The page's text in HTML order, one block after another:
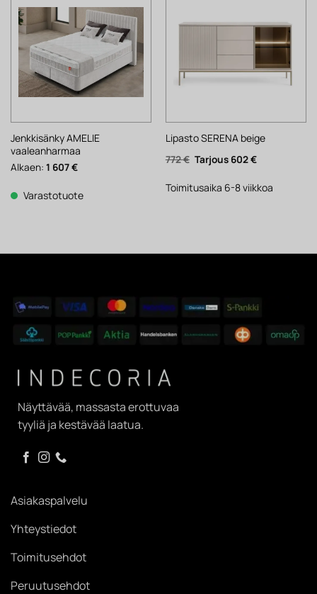
Jenkkisänky AMELIE
vaaleanharmaa
Alkaen: 1 607€
Varastotuote
Lipasto SERENA beige
772€ Alkuperäinen
hinta
772 €.
602€Nykyinen
602 €.
Toimitusaika 6-8 viikkoa
Näyttävää, massasta erottuvaa
tyyliä ja kestävää laatua.
Asiakaspalvelu
Yhteystiedot
Toimitusehdot
Peruutusehdot